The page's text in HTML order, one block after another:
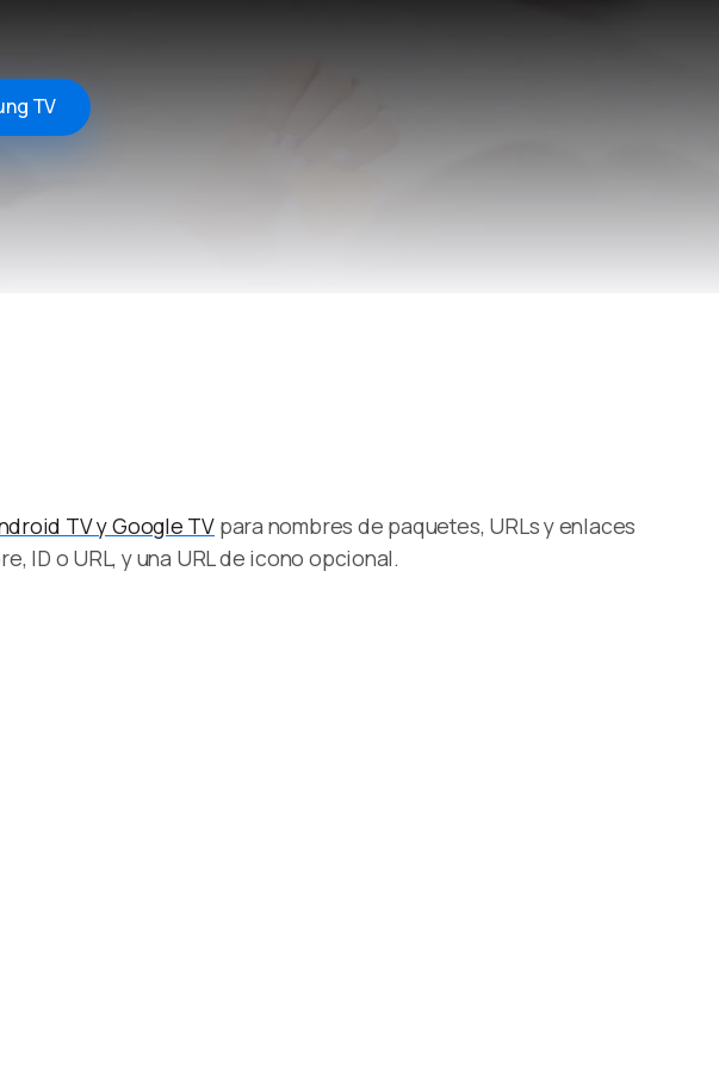
for TV
TV
TV y Google TV para nombres de paquetes, URLs y enlaces
ID o URL, y una URL de icono opcional.